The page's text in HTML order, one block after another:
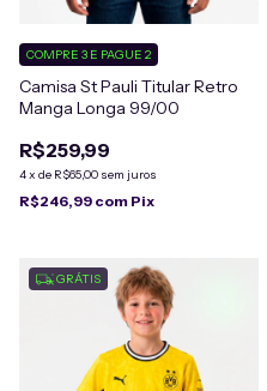
Camisa St Pauli Titular Retro
Manga Longa 99/00
R$259,99
4x de R$65,00 sem juros
COMPRE 3 E PAGUE 2
R$246,99 com Pix
GRÁTIS